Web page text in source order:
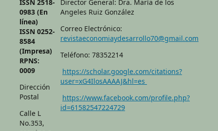
ISSN 2518-
0983 (En
línea)
ISSN 0252-
8584
(Impresa)
RPNS:
0009
Dirección
Postal
Calle L
No.353,
Director General: Dra. María de los
Angeles Ruiz González
Correo Electrónico:
revistaeconomiaydesarrollo70@gmail.com
Teléfono: 78352214
https://scholar.google.com/citations?
user=xG4IlosAAAAJ&hl=es
https://www.facebook.com/profile.php?
id=61582547224729